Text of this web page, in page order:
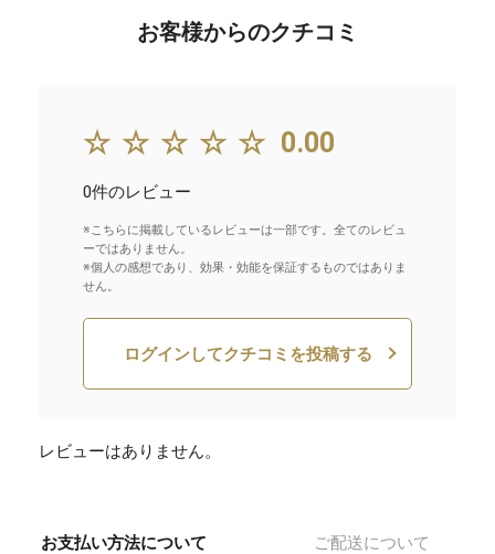
お客様からのクチコミ
☆☆☆☆☆ 0.00
0件のレビュー
※こちらに掲載しているレビューは一部です。全てのレビュ
ーではありません。
※個人の感想であり、効果・効能を保証するものではありま
せん。
ログインしてクチコミを投稿する
レビューはありません。
お支払い方法について ご配送について